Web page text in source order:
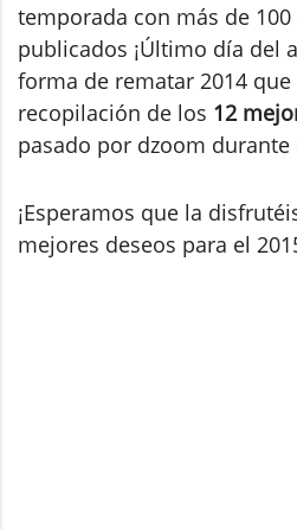
temporada con más de
publicados ¡Último día del
forma de rematar 2014
recopilación de los 12
pasado por dzoom durante
¡Esperamos que la
mejores deseos para el